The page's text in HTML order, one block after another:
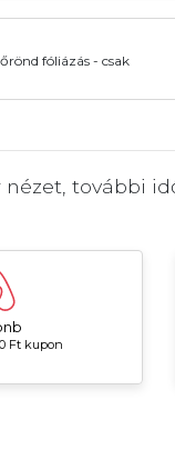
fóliázás - csak
nézet, további
Ft kupon